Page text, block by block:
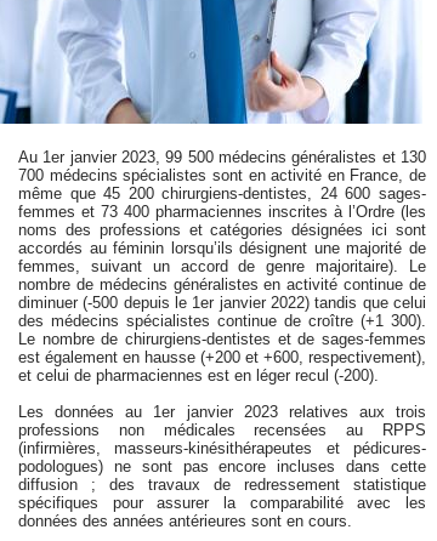
Au 1er janvier 2023, 99 500 médecins généralistes et 130
700 médecins spécialistes sont en activité en France, de
même que 45 200 chirurgiens-dentistes, 24 600 sages-
femmes et 73 400 pharmaciennes inscrites à l’Ordre (les
noms des professions et catégories désignées ici sont
accordés au féminin lorsqu’ils désignent une majorité de
femmes, suivant un accord de genre majoritaire). Le
nombre de médecins généralistes en activité continue de
diminuer (-500 depuis le 1er janvier 2022) tandis que celui
des médecins spécialistes continue de croître (+1 300).
Le nombre de chirurgiens-dentistes et de sages-femmes
est également en hausse (+200 et +600, respectivement),
et celui de pharmaciennes est en léger recul (-200).
Les données au 1er janvier 2023 relatives aux trois
professions non médicales recensées au RPPS
(infirmières, masseurs-kinésithérapeutes et pédicures-
podologues) ne sont pas encore incluses dans cette
diffusion ; des travaux de redressement statistique
spécifiques pour assurer la comparabilité avec les
données des années antérieures sont en cours.